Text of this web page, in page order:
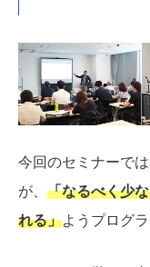
今回のセミナーで
が、 「なるべく少
れる」ようプログ